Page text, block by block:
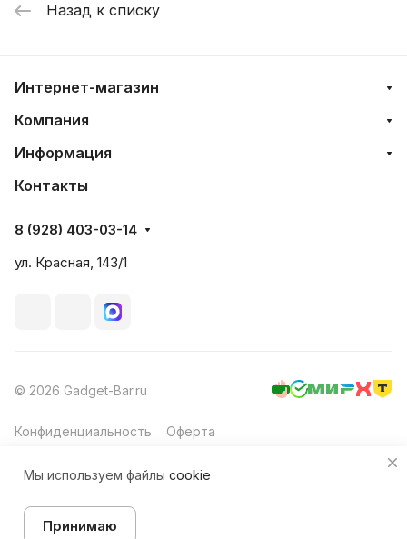
Назад к списку
Интернет-магазин
Компания
Информация
Контакты
8 (928) 403-03-14
ул. Красная, 143/1
© 2026 Gadget-Bar.ru
Конфиденциальность Оферта
Мы используем файлы cookie
Принимаю